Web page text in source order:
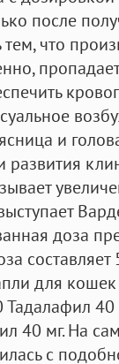
после
что
и
доза
составляет
для
40 мг. На
с